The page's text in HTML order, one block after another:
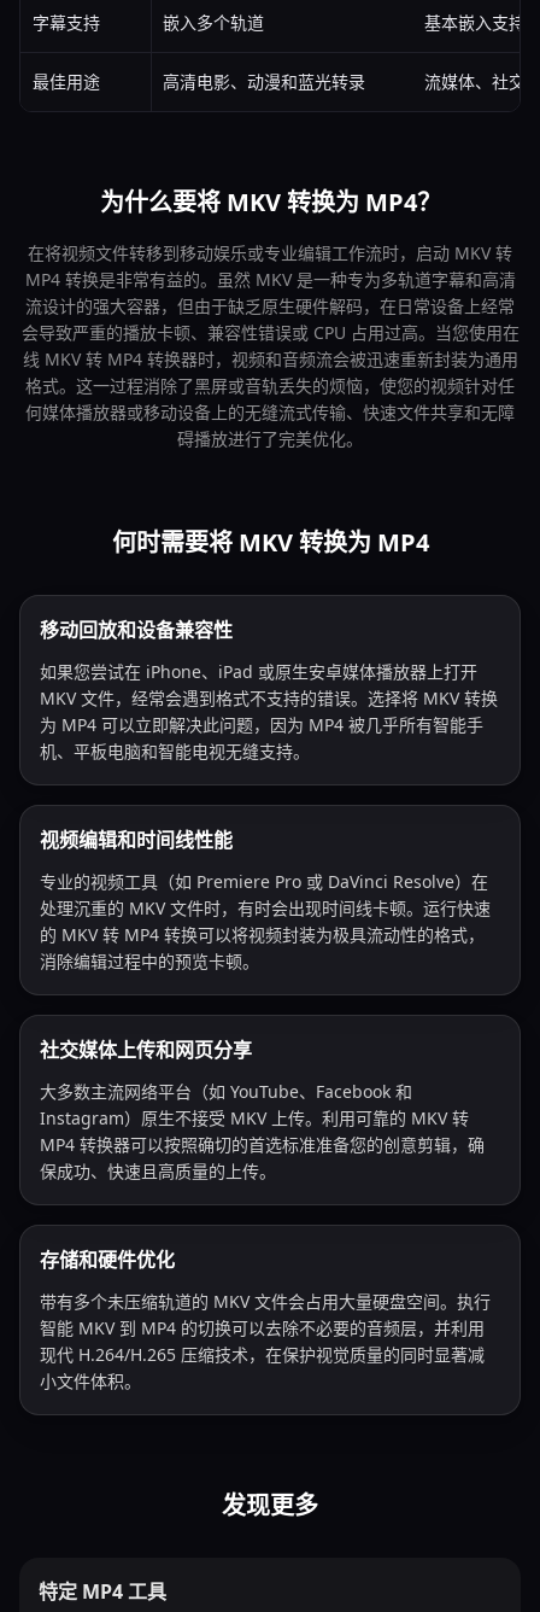
字幕支持 嵌入多个轨道 基本嵌入支持
最佳用途 高清电影、动漫和蓝光转录 流媒体、社交
为什么要将 MKV 转换为 MP4？
在将视频文件转移到移动娱乐或专业编辑工作流时，启动 MKV 转
MP4 转换是非常有益的。虽然 MKV 是一种专为多轨道字幕和高清
流设计的强大容器，但由于缺乏原生硬件解码，在日常设备上经常
会导致严重的播放卡顿、兼容性错误或 CPU 占用过高。当您使用在
线 MKV 转 MP4 转换器时，视频和音频流会被迅速重新封装为通用
格式。这一过程消除了黑屏或音轨丢失的烦恼，使您的视频针对任
何媒体播放器或移动设备上的无缝流式传输、快速文件共享和无障
碍播放进行了完美优化。
何时需要将 MKV 转换为 MP4
移动回放和设备兼容性
如果您尝试在 iPhone、iPad 或原生安卓媒体播放器上打开
MKV 文件，经常会遇到格式不支持的错误。选择将 MKV 转换
为 MP4 可以立即解决此问题，因为 MP4 被几乎所有智能手
机、平板电脑和智能电视无缝支持。
视频编辑和时间线性能
专业的视频工具（如 Premiere Pro 或 DaVinci Resolve）在
处理沉重的 MKV 文件时，有时会出现时间线卡顿。运行快速
的 MKV 转 MP4 转换可以将视频封装为极具流动性的格式，
消除编辑过程中的预览卡顿。
社交媒体上传和网页分享
大多数主流网络平台（如 YouTube、Facebook 和
Instagram）原生不接受 MKV 上传。利用可靠的 MKV 转
MP4 转换器可以按照确切的首选标准准备您的创意剪辑，确
保成功、快速且高质量的上传。
存储和硬件优化
带有多个未压缩轨道的 MKV 文件会占用大量硬盘空间。执行
智能 MKV 到 MP4 的切换可以去除不必要的音频层，并利用
现代 H.264/H.265 压缩技术，在保护视觉质量的同时显著减
小文件体积。
发现更多
特定 MP4 工具